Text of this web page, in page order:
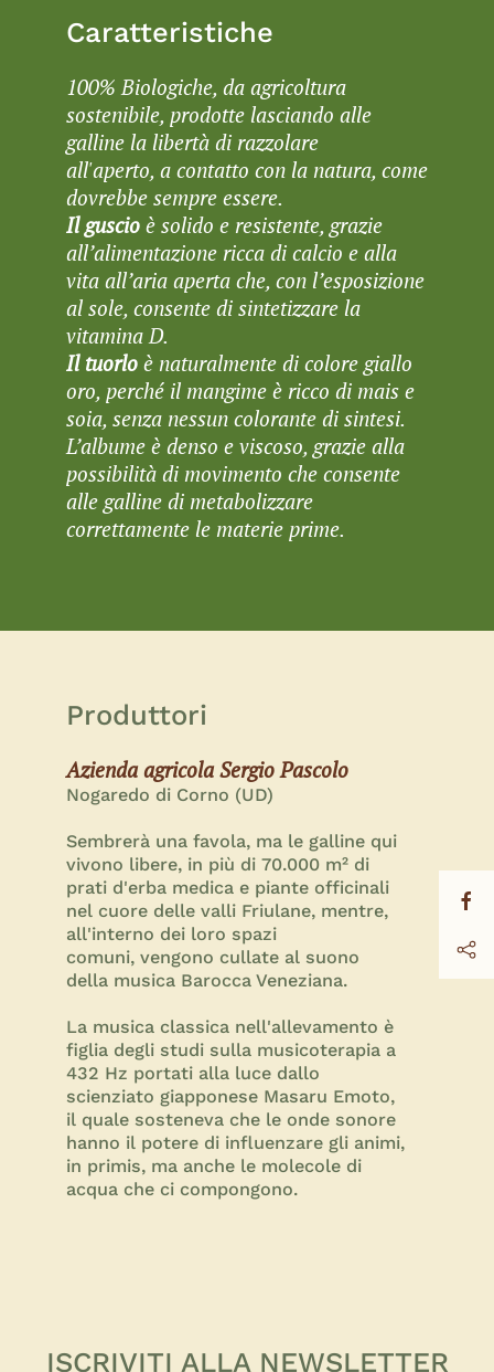
Caratteristiche
100% Biologiche, da agricoltura
sostenibile, prodotte lasciando alle
galline la libertà di razzolare
all'aperto, a contatto con la natura, come
dovrebbe sempre essere.
Il guscio è solido e resistente, grazie
all’alimentazione ricca di calcio e alla
vita all’aria aperta che, con l’esposizione
al sole, consente di sintetizzare la
vitamina D.
Il tuorlo è naturalmente di colore giallo
oro, perché il mangime è ricco di mais e
soia, senza nessun colorante di sintesi.
L’albume è denso e viscoso, grazie alla
possibilità di movimento che consente
alle galline di metabolizzare
correttamente le materie prime.
Produttori
Azienda agricola Sergio Pascolo
Nogaredo di Corno (UD)
Sembrerà una favola, ma le galline qui
vivono libere, in più di 70.000 m² di
prati d'erba medica e piante officinali
nel cuore delle valli Friulane, mentre,
all'interno dei loro spazi
comuni, vengono cullate al suono
della musica Barocca Veneziana.
La musica classica nell'allevamento è
figlia degli studi sulla musicoterapia a
432 Hz portati alla luce dallo
scienziato giapponese Masaru Emoto,
il quale sosteneva che le onde sonore
hanno il potere di influenzare gli animi,
in primis, ma anche le molecole di
acqua che ci compongono.
ISCRIVITI ALLA NEWSLETTER